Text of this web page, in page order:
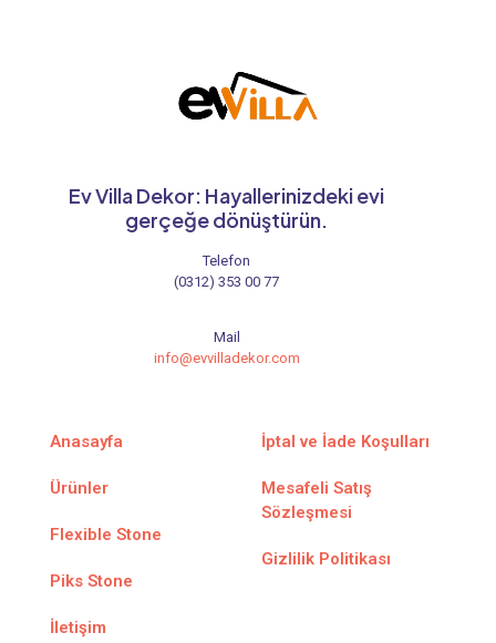
Ev Villa Dekor: Hayallerinizdeki evi
gerçeğe dönüştürün.
Telefon
(0312) 353 00 77
Mail
info@evvilladekor.com
Anasayfa
Ürünler
Flexible Stone
Piks Stone
İletişim
İptal ve İade Koşulları
Mesafeli Satış
Sözleşmesi
Gizlilik Politikası